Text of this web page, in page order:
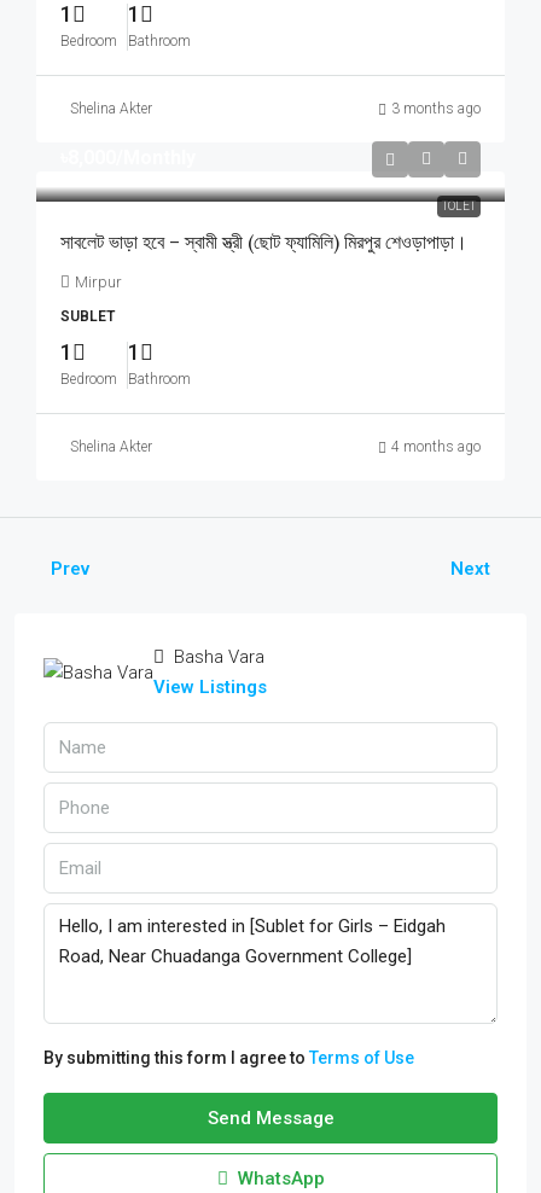
1
Bedroom
1
Bathroom
Shelina Akter 3 months ago
TOLET
সাবলেট ভাড়া হবে – স্বামী স্ত্রী (ছোট ফ্যামিলি) মিরপুর শেওড়াপাড়া।
Mirpur
SUBLET
1
Bedroom
1
Bathroom
Shelina Akter 4 months ago
Prev Next
Basha Vara
View Listings
By submitting this form I agree toTerms of Use
Send Message
WhatsApp